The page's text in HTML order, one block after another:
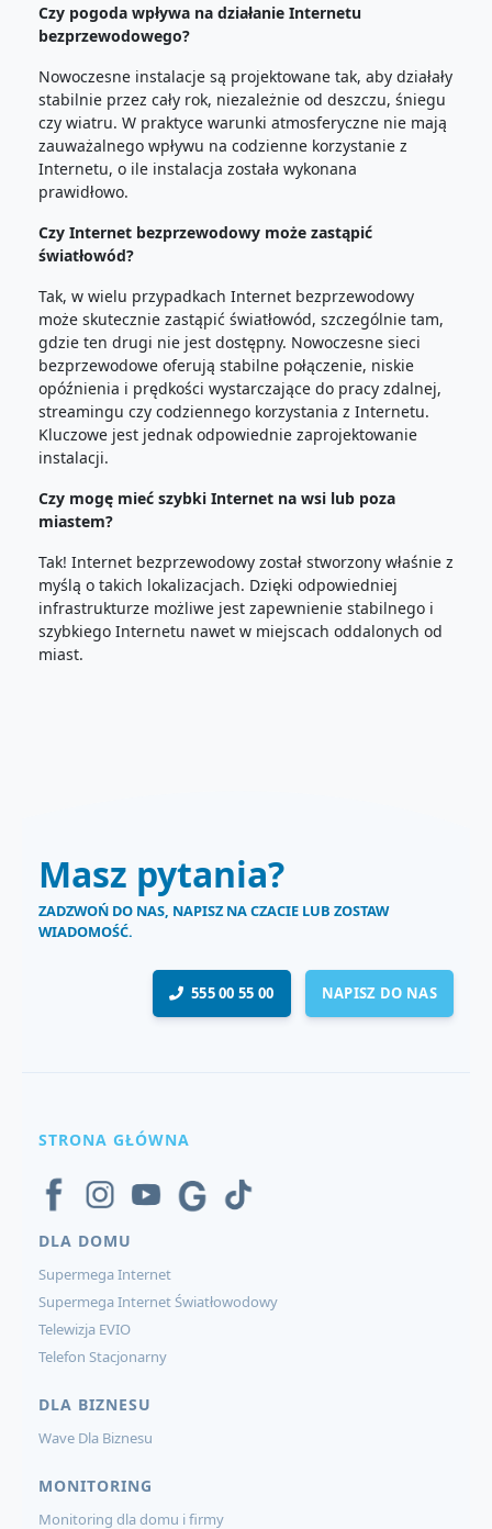
Czy pogoda wpływa na działanie Internetu
bezprzewodowego?
Nowoczesne instalacje są projektowane tak, aby działały
stabilnie przez cały rok, niezależnie od deszczu, śniegu
czy wiatru. W praktyce warunki atmosferyczne nie mają
zauważalnego wpływu na codzienne korzystanie z
Internetu, o ile instalacja została wykonana
prawidłowo.
Czy Internet bezprzewodowy może zastąpić
światłowód?
Tak, w wielu przypadkach Internet bezprzewodowy
może skutecznie zastąpić światłowód, szczególnie tam,
gdzie ten drugi nie jest dostępny. Nowoczesne sieci
bezprzewodowe oferują stabilne połączenie, niskie
opóźnienia i prędkości wystarczające do pracy zdalnej,
streamingu czy codziennego korzystania z Internetu.
Kluczowe jest jednak odpowiednie zaprojektowanie
instalacji.
Czy mogę mieć szybki Internet na wsi lub poza
miastem?
Tak! Internet bezprzewodowy został stworzony właśnie z
myślą o takich lokalizacjach. Dzięki odpowiedniej
infrastrukturze możliwe jest zapewnienie stabilnego i
szybkiego Internetu nawet w miejscach oddalonych od
miast.
Masz pytania?
ZADZWOŃ DO NAS, NAPISZ NA CZACIE LUB ZOSTAW
WIADOMOŚĆ.
555 00 55 00 NAPISZ DO NAS
STRONA GŁÓWNA
DLA DOMU
Supermega Internet
Supermega Internet Światłowodowy
Telewizja EVIO
Telefon Stacjonarny
DLA BIZNESU
Wave Dla Biznesu
MONITORING
Monitoring dla domu i firmy